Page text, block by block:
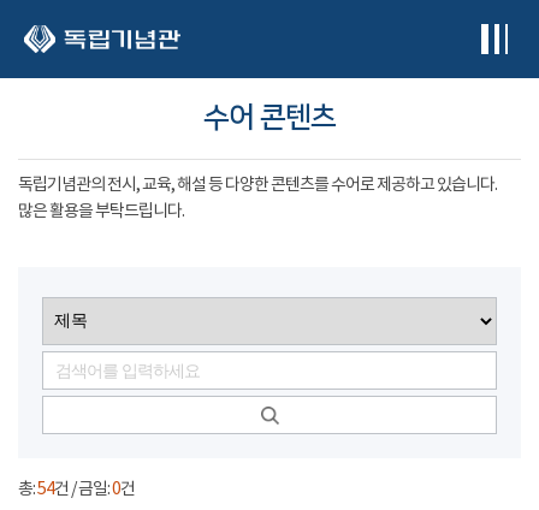
수어 콘텐츠
독립기념관의 전시, 교육, 해설 등 다양한 콘텐츠를 수어로 제공하고 있습니다.
많은 활용을 부탁드립니다.
총:54건 / 금일:0건